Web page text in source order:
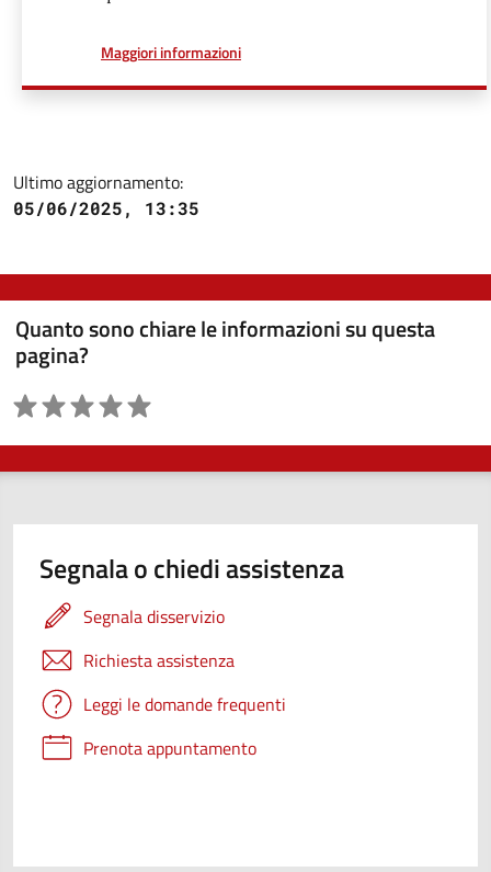
Maggiori informazionia proposito di
Ultimo aggiornamento:
05/06/2025, 13:35
Quanto sono chiare le informazioni su questa
pagina?
Valutazione
Segnala o chiedi assistenza
Segnala disservizio
Richiesta assistenza
Leggi le domande frequenti
Prenota appuntamento